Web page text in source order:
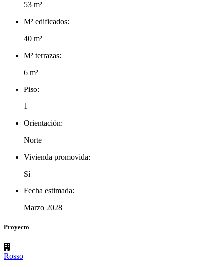
53 m²
M² edificados:
40 m²
M² terrazas:
6 m²
Piso:
1
Orientación:
Norte
Vivienda promovida:
Sí
Fecha estimada:
Marzo 2028
Proyecto
Rosso